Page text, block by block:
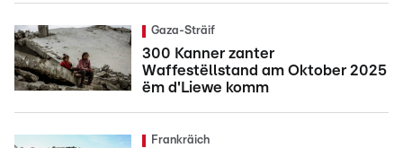
Gaza-Sträif
300 Kanner zanter
Waffestëllstand am Oktober 2025
ëm d'Liewe komm
Frankräich